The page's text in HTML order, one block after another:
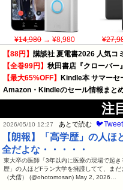
¥14,980→ ¥8,980
【88円】 講談社 夏電書2026 人気コ
【全巻99円】 秋田書店『クローバー
【最大65%OFF】
Kindle本 サマーセ
Amazon・Kindleのセール情報まと
注
2026/05/10 12:27 あとで読む 🐦Tweet
【朗報】「高学歴」の人
全だよな・・・・・
東大卒の医師「3年以内に医療の現場で起
歴」の人ほどFラン大学を擁護してて、ま
（犬儒） (@ohotomosan) May 2, 2026…